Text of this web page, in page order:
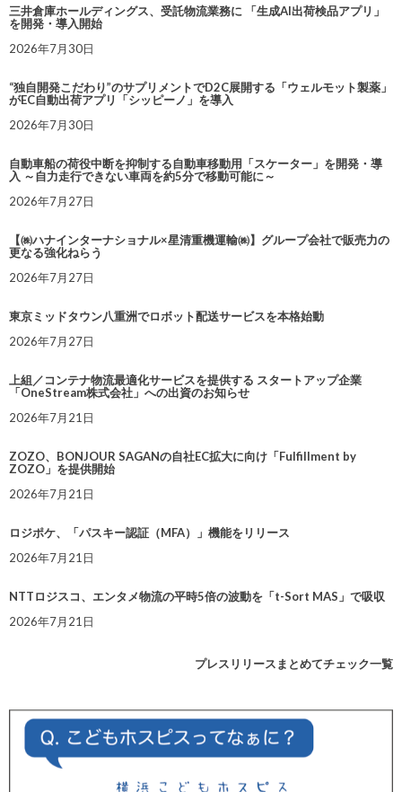
三井倉庫ホールディングス、受託物流業務に 「生成AI出荷検品アプリ」
を開発・導入開始
2026年7月30日
“独自開発こだわり”のサプリメントでD2C展開する「ウェルモット製薬」
がEC自動出荷アプリ「シッピーノ」を導入
2026年7月30日
自動車船の荷役中断を抑制する自動車移動用「スケーター」を開発・導
入 ～自力走行できない車両を約5分で移動可能に～
2026年7月27日
【㈱ハナインターナショナル×星清重機運輸㈱】グループ会社で販売力の
更なる強化ねらう
2026年7月27日
東京ミッドタウン八重洲でロボット配送サービスを本格始動
2026年7月27日
上組／コンテナ物流最適化サービスを提供する スタートアップ企業
「OneStream株式会社」への出資のお知らせ
2026年7月21日
ZOZO、BONJOUR SAGANの自社EC拡大に向け「Fulfillment by
ZOZO」を提供開始
2026年7月21日
ロジポケ、「パスキー認証（MFA）」機能をリリース
2026年7月21日
NTTロジスコ、エンタメ物流の平時5倍の波動を「t-Sort MAS」で吸収
2026年7月21日
プレスリリースまとめてチェック一覧